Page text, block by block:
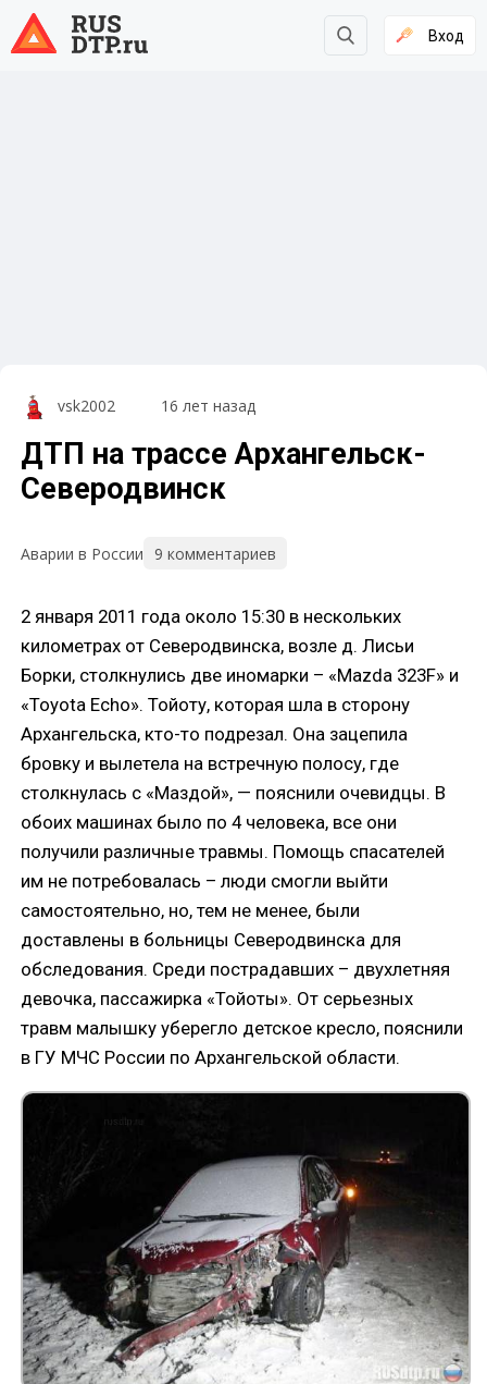
Вход
vsk2002 16 лет назад
ДТП на трассе Архангельск-
Северодвинск
Аварии в России 9 комментариев
2 января 2011 года около 15:30 в нескольких
километрах от Северодвинска, возле д. Лисьи
Борки, столкнулись две иномарки – «Mazda 323F» и
«Toyota Echo». Тойоту, которая шла в сторону
Архангельска, кто-то подрезал. Она зацепила
бровку и вылетела на встречную полосу, где
столкнулась с «Маздой», — пояснили очевидцы. В
обоих машинах было по 4 человека, все они
получили различные травмы. Помощь спасателей
им не потребовалась – люди смогли выйти
самостоятельно, но, тем не менее, были
доставлены в больницы Северодвинска для
обследования. Среди пострадавших – двухлетняя
девочка, пассажирка «Тойоты». От серьезных
травм малышку уберегло детское кресло, пояснили
в ГУ МЧС России по Архангельской области.